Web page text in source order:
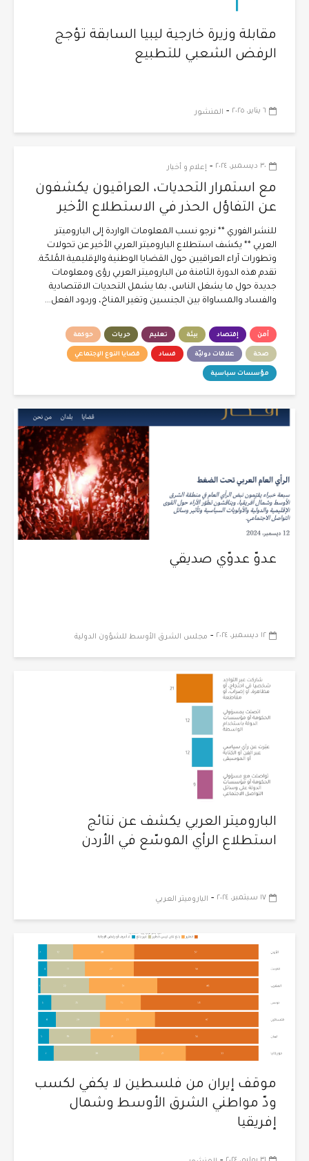
٦ يناير، ٢٠٢٥ - المنشور
مقابلة وزيرة خارجية ليبيا السابقة تؤجج
الرفض الشعبي للتطبيع
٣٠ ديسمبر، ٢٠٢٤ - إعلام و أخبار
مع استمرار التحديات، العراقيون يكشفون
عن التفاؤل الحذر في الاستطلاع الأخير
للنشر الفوري ** نرجو نسب المعلومات الواردة إلى الباروميتر
العربي ** يكشف استطلاع الباروميتر العربي الأخير عن تحولات
وتطورات آراء العراقيين حول القضايا الوطنية والإقليمية المُلحّة.
تقدم هذه الدورة الثامنة من الباروميتر العربي رؤى ومعلومات
جديدة حول ما يشغل الناس، بما يشمل التحديات الاقتصادية
والفساد والمساواة بين الجنسين وتغير المناخ، وردود الفعل...
أمن إقتصاد بيئة تعليم حريات حوكمة
صحة علاقات دوليّة فساد قضايا النوع الإجتماعي
مؤسسات سياسية
١٢ ديسمبر، ٢٠٢٤ - مجلس الشرق الأوسط للشؤون الدولية
عدوّ عدوّي صديقي
١٧ سبتمبر، ٢٠٢٤ - الباروميتر العربي
الباروميتر العربي يكشف عن نتائج
استطلاع الرأي الموسّع في الأردن
موقف إيران من فلسطين لا يكفي لكسب
ودّ مواطني الشرق الأوسط وشمال
إفريقيا